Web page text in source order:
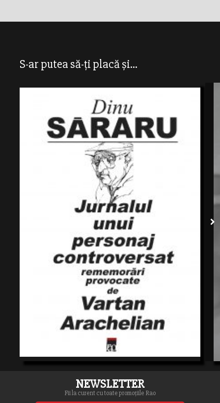
S-ar putea să-ți placă și...
NEWSLETTER
Fii la curent cu toate promoțiile Rao